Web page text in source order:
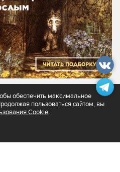
в
обеспечить максимальное
пользоваться сайтом, вы
Cookie.